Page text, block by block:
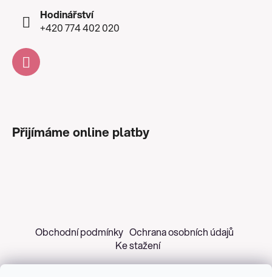
Hodinářství
+420 774 402 020
Přijímáme online platby
Obchodní podmínky Ochrana osobních údajů
Ke stažení